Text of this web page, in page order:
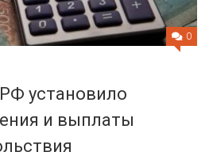
0
установило
и выплаты